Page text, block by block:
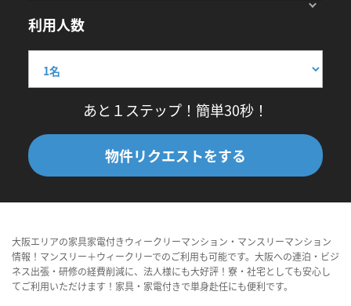
利用人数
あと１ステップ！簡単30秒！
物件リクエストをする
大阪エリアの家具家電付きウィークリーマンション・マンスリーマンション
情報！マンスリー＋ウィークリーでのご利用も可能です。大阪への連泊・ビジ
ネス出張・研修の経費削減に、法人様にも大好評！寮・社宅としても安心し
てご利用いただけます！家具・家電付きで単身赴任にも便利です。